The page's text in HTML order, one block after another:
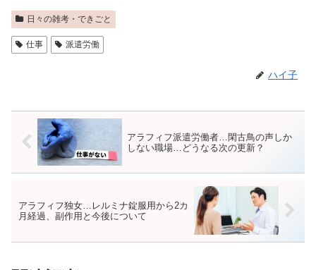
日々の雑考・できごと
仕事 派遣労働
ハイ子
アラフィフ派遣労働者…閑古鳥の声しか
しない職場…どうなる次の更新？
アラフィフ独女…レルミナ錠服用から2カ
月経過、副作用と今後について